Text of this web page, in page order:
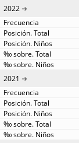
2022
2021